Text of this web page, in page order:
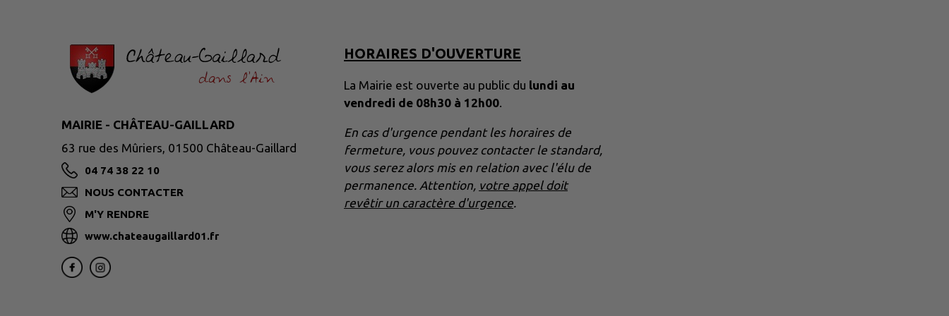
MAIRIE - CHÂTEAU-GAILLARD
63 rue des Mûriers, 01500 Château-Gaillard
04 74 38 22 10
NOUS CONTACTER
M'Y RENDRE
www.chateaugaillard01.fr
HORAIRES D'OUVERTURE
La Mairie est ouverte au public du lundi au
vendredi de 08h30 à 12h00.
En cas d'urgence pendant les horaires de
fermeture, vous pouvez contacter le standard,
vous serez alors mis en relation avec l'élu de
permanence. Attention, votre appel doit
revêtir un caractère d'urgence.